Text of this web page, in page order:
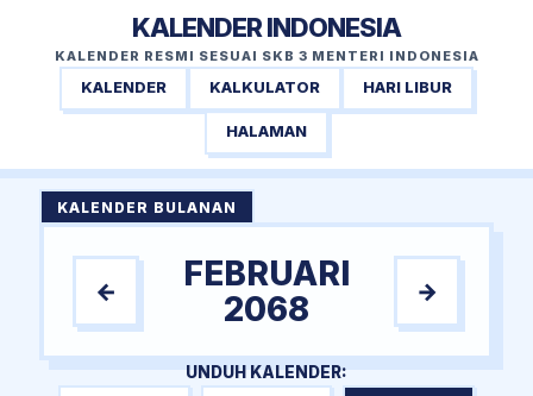
KALENDER INDONESIA
KALENDER RESMI SESUAI SKB 3 MENTERI INDONESIA
KALENDER KALKULATOR HARI LIBUR
HALAMAN
KALENDER BULANAN
←
FEBRUARI
2068
→
UNDUH KALENDER: